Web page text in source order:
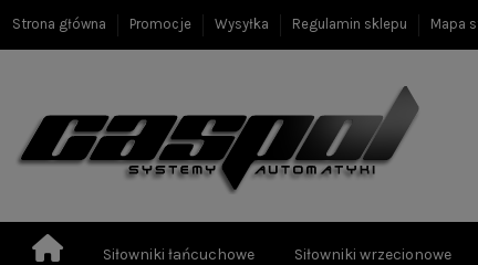
Strona główna Promocje Wysyłka Regulamin sklepu Mapa
Siłowniki łańcuchowe Siłowniki wrzecionowe